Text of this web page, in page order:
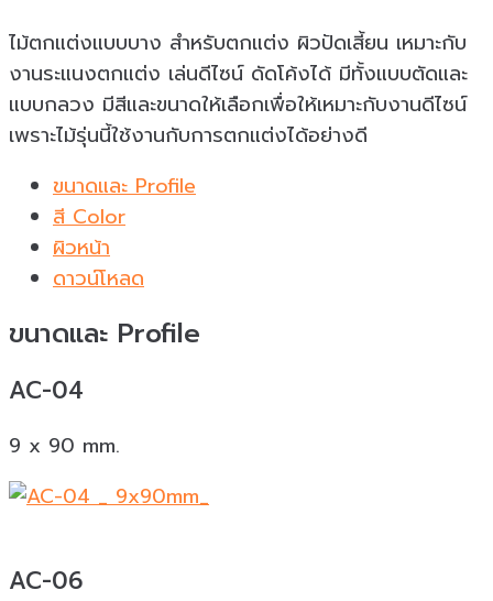
ไม้ตกแต่งแบบบาง สำหรับตกแต่ง ผิวปัดเสี้ยน เหมาะกับ
งานระแนงตกแต่ง เล่นดีไซน์ ดัดโค้งได้ มีทั้งแบบตัดและ
แบบกลวง มีสีและขนาดให้เลือกเพื่อให้เหมาะกับงานดีไซน์
เพราะไม้รุ่นนี้ใช้งานกับการตกแต่งได้อย่างดี
ขนาดและ Profile
สี Color
ผิวหน้า
ดาวน์โหลด
ขนาดและ Profile
AC-04
9 x 90 mm.
AC-06